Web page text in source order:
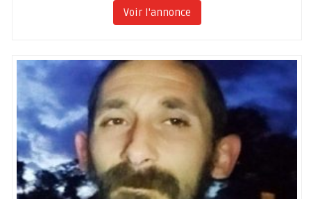
Voir l'annonce